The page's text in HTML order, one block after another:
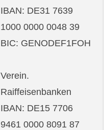
IBAN: DE31 7639
1000 0000 0048 39
BIC: GENODEF1FOH
Verein.
Raiffeisenbanken
IBAN: DE15 7706
9461 0000 8091 87